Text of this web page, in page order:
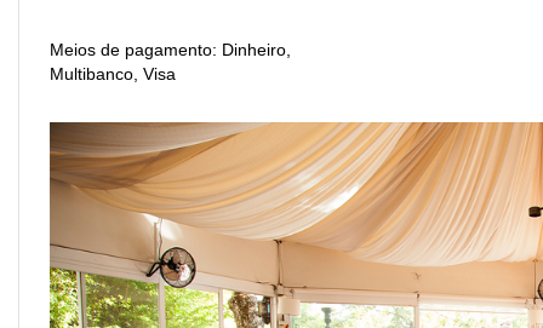
Meios de pagamento: Dinheiro,
Multibanco, Visa